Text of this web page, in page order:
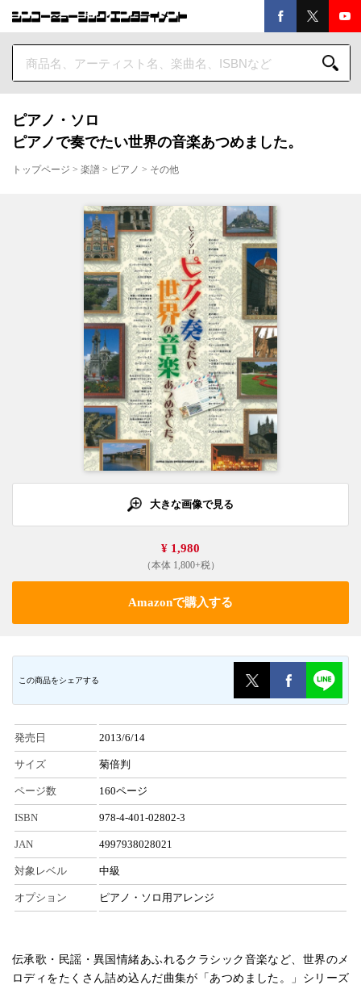
ピアノ・ソロ
ピアノで奏でたい世界の音楽あつめました。
トップページ > 楽譜 > ピアノ > その他
大きな画像で見る
¥ 1,980
（本体 1,800+税）
Amazonで購入する
この商品をシェアする
発売日 2013/6/14
サイズ 菊倍判
ページ数 160ページ
ISBN 978-4-401-02802-3
JAN 4997938028021
対象レベル 中級
オプション ピアノ・ソロ用アレンジ
伝承歌・民謡・異国情緒あふれるクラシック音楽など、世界のメ
ロディをたくさん詰め込んだ曲集が「あつめました。」シリーズ